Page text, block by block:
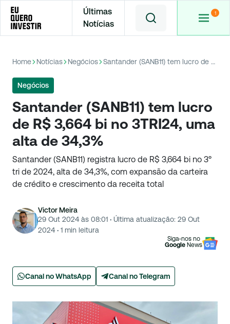
Últimas
Notícias
Home Notícias Negócios Santander (SANB11) tem lucro de R$ 3,664 bi no 3TRI24, uma alta de 34,3%
Negócios
Santander (SANB11) tem lucro
de R$ 3,664 bi no 3TRI24, uma
alta de 34,3%
Santander (SANB11) registra lucro de R$ 3,664 bi no 3º
tri de 2024, alta de 34,3%, com expansão da carteira
de crédito e crescimento da receita total
Victor Meira
29 Out 2024 às 08:01 · Última atualização: 29 Out
2024 · 1 min leitura
Siga-nos no
Google News
Canal no WhatsApp Canal no Telegram